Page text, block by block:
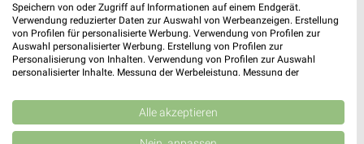
0 km
Fellbacher Wochenblatt KW19
0 km
Speichern von oder Zugriff auf Informationen auf einem Endgerät.
Verwendung reduzierter Daten zur Auswahl von Werbeanzeigen. Erstellung
von Profilen für personalisierte Werbung. Verwendung von Profilen zur
Auswahl personalisierter Werbung. Erstellung von Profilen zur
Personalisierung von Inhalten. Verwendung von Profilen zur Auswahl
personalisierter Inhalte. Messung der Werbeleistung. Messung der
Kombinationen von Daten aus verschiedenen Quellen. Entwicklung und
Verbesserung der Angebote. Verwendung reduzierter Daten zur Auswahl
von Inhalten.
Daten können außerhalb der Europäischen Union weitergegeben und in die
Alle akzeptieren